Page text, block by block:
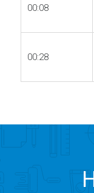
00:08
00:28